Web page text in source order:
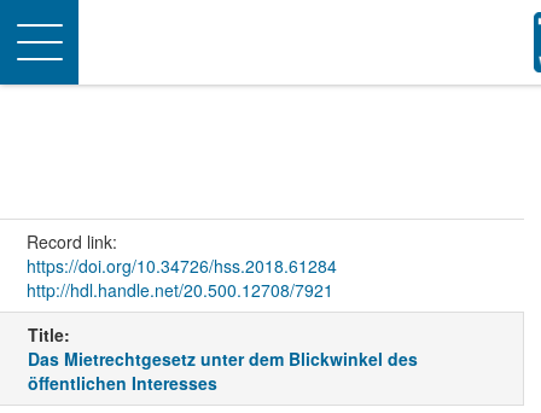
Toggle
navigation
Record link:
https://doi.org/10.34726/hss.2018.61284
http://hdl.handle.net/20.500.12708/7921
Title:
Das Mietrechtgesetz unter dem Blickwinkel des
öffentlichen Interesses